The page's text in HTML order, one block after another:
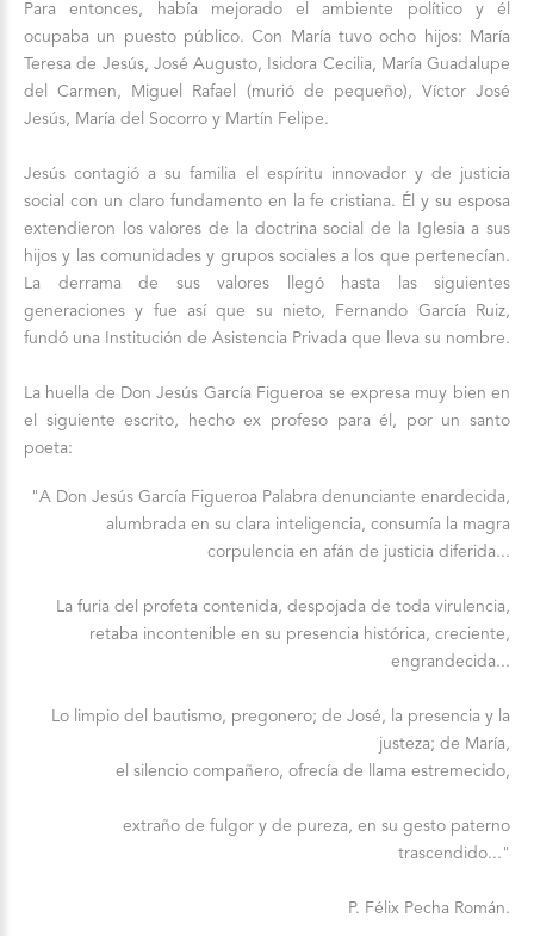
Para entonces, había mejorado el ambiente político y él
ocupaba un puesto público. Con María tuvo ocho hijos: María
Teresa de Jesús, José Augusto, Isidora Cecilia, María Guadalupe
del Carmen, Miguel Rafael (murió de pequeño), Víctor José
Jesús, María del Socorro y Martín Felipe.
Jesús contagió a su familia el espíritu innovador y de justicia
social con un claro fundamento en la fe cristiana. Él y su esposa
extendieron los valores de la doctrina social de la Iglesia a sus
hijos y las comunidades y grupos sociales a los que pertenecían.
La derrama de sus valores llegó hasta las siguientes
generaciones y fue así que su nieto, Fernando García Ruiz,
fundó una Institución de Asistencia Privada que lleva su nombre.
La huella de Don Jesús García Figueroa se expresa muy bien en
el siguiente escrito, hecho ex profeso para él, por un santo
poeta:
"A Don Jesús García Figueroa Palabra denunciante enardecida,
alumbrada en su clara inteligencia, consumía la magra
corpulencia en afán de justicia diferida...
La furia del profeta contenida, despojada de toda virulencia,
retaba incontenible en su presencia histórica, creciente,
engrandecida...
Lo limpio del bautismo, pregonero; de José, la presencia y la
justeza; de María,
el silencio compañero, ofrecía de llama estremecido,
extraño de fulgor y de pureza, en su gesto paterno
trascendido..."
P. Félix Pecha Román.